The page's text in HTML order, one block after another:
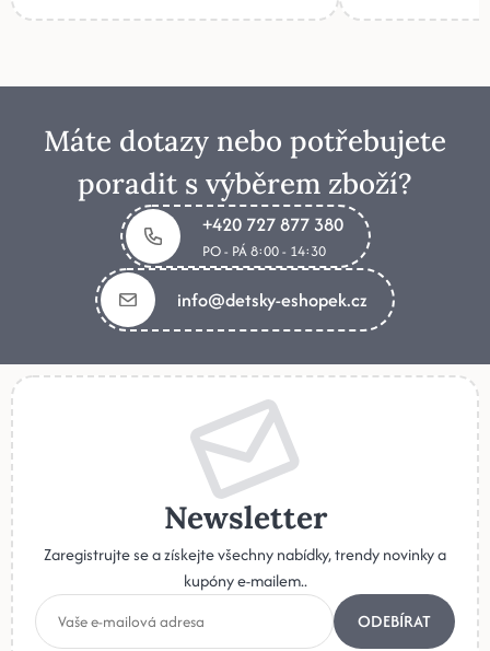
Máte dotazy nebo potřebujete
poradit s výběrem zboží?
+420 727 877 380
PO - PÁ 8:00 - 14:30
info@detsky-eshopek.cz
Newsletter
Zaregistrujte se a získejte všechny nabídky, trendy novinky a
kupóny e-mailem..
ODEBÍRAT